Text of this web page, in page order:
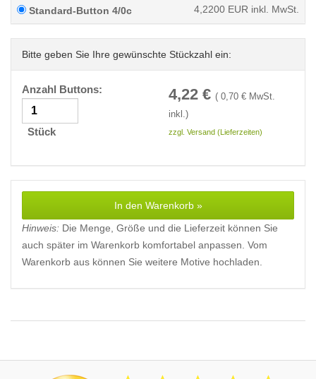
Standard-Button 4/0c 4,2200 EUR inkl. MwSt.
Bitte geben Sie Ihre gewünschte Stückzahl ein:
Anzahl Buttons:
Stück
4,22 € ( 0,70 € MwSt.
inkl.)
zzgl. Versand (Lieferzeiten)
In den Warenkorb »
Hinweis: Die Menge, Größe und die Lieferzeit können Sie
auch später im Warenkorb komfortabel anpassen. Vom
Warenkorb aus können Sie weitere Motive hochladen.